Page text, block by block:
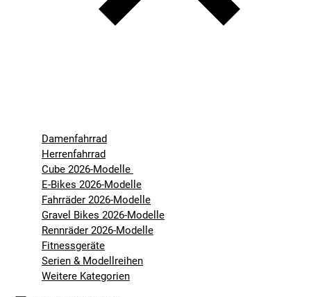
Damenfahrrad
Herrenfahrrad
Cube 2026-Modelle
E-Bikes 2026-Modelle
Fahrräder 2026-Modelle
Gravel Bikes 2026-Modelle
Rennräder 2026-Modelle
Fitnessgeräte
Serien & Modellreihen
Weitere Kategorien